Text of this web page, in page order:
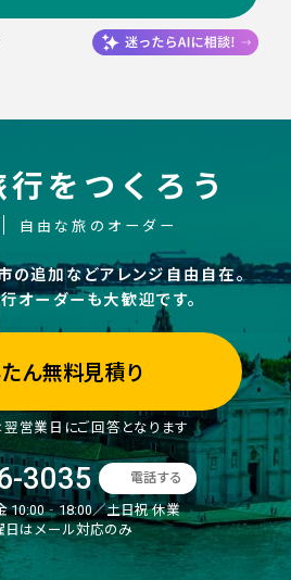
をつくろう
自由な旅のオーダー
の追加などアレンジ自由自在。
オーダーも大歓迎です。
ん無料見積り
営業日にご回答となります
3035 電話する
10:00‐18:00／土日祝 休業
はメール対応のみ